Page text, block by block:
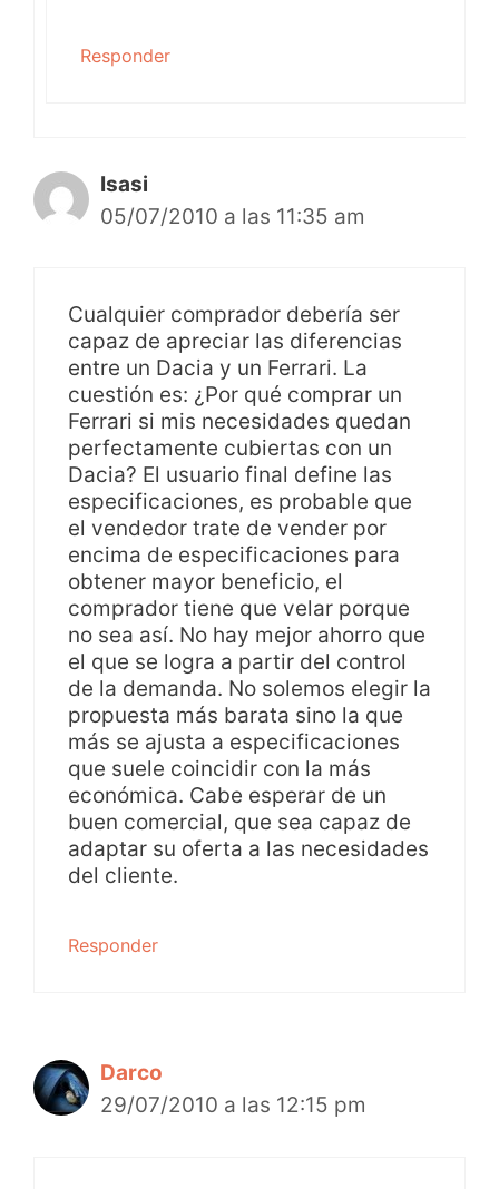
Responder
Isasi
05/07/2010 a las 11:35 am
Cualquier comprador debería ser
capaz de apreciar las diferencias
entre un Dacia y un Ferrari. La
cuestión es: ¿Por qué comprar un
Ferrari si mis necesidades quedan
perfectamente cubiertas con un
Dacia? El usuario final define las
especificaciones, es probable que
el vendedor trate de vender por
encima de especificaciones para
obtener mayor beneficio, el
comprador tiene que velar porque
no sea así. No hay mejor ahorro que
el que se logra a partir del control
de la demanda. No solemos elegir la
propuesta más barata sino la que
más se ajusta a especificaciones
que suele coincidir con la más
económica. Cabe esperar de un
buen comercial, que sea capaz de
adaptar su oferta a las necesidades
del cliente.
Responder
Darco
29/07/2010 a las 12:15 pm